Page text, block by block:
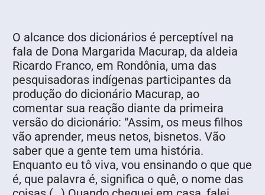
O alcance dos dicionários é perceptível na
fala de Dona Margarida Macurap, da aldeia
Ricardo Franco, em Rondônia, uma das
pesquisadoras indígenas participantes da
produção do dicionário Macurap, ao
comentar sua reação diante da primeira
versão do dicionário: “Assim, os meus filhos
vão aprender, meus netos, bisnetos. Vão
saber que a gente tem uma história.
Enquanto eu tô viva, vou ensinando o que que
é, que palavra é, significa o quê, o nome das